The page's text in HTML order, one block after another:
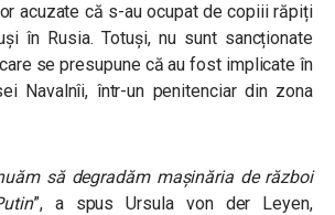
acuzate că s-au ocupat de copiii răpiți
în Rusia. Totuși, nu sunt sancționate
se presupune că au fost implicate în
Navalnîi, într-un penitenciar din zona
să degradăm mașinăria de război
”, a spus Ursula von der Leyen,